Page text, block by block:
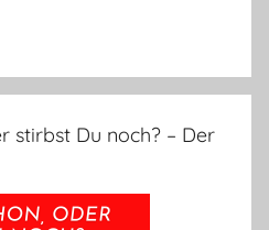
stirbst Du noch? – Der